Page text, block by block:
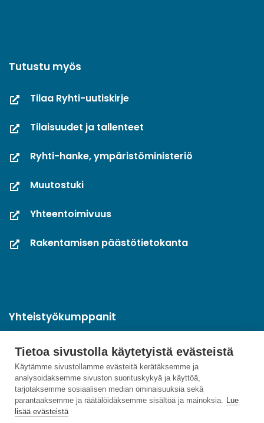
Tietoa sivustolla käytetyistä evästeistä
Käytämme sivustollamme evästeitä kerätäksemme ja
analysoidaksemme sivuston suorituskykyä ja käyttöä,
tarjotaksemme sosiaalisen median ominaisuuksia sekä
parantaaksemme ja räätälöidäksemme sisältöä ja mainoksia. Lue
lisää evästeistä
Tutustu myös
Tilaa Ryhti-uutiskirje
Tilaisuudet ja tallenteet
Ryhti-hanke, ympäristöministeriö
Muutostuki
Yhteentoimivuus
Rakentamisen päästötietokanta
Yhteistyökumppanit